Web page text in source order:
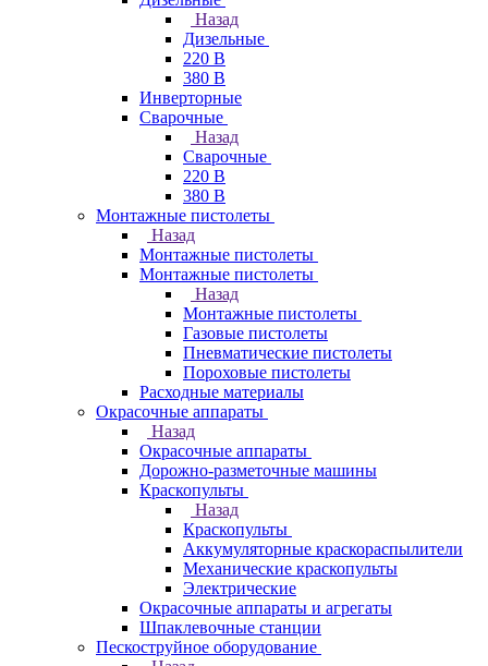
Назад
Дизельные
220 В
380 В
Инверторные
Сварочные
Назад
Сварочные
220 В
380 В
Монтажные пистолеты
Назад
Монтажные пистолеты
Монтажные пистолеты
Назад
Монтажные пистолеты
Газовые пистолеты
Пневматические пистолеты
Пороховые пистолеты
Расходные материалы
Окрасочные аппараты
Назад
Окрасочные аппараты
Дорожно-разметочные машины
Краскопульты
Назад
Краскопульты
Аккумуляторные краскораспылители
Механические краскопульты
Электрические
Окрасочные аппараты и агрегаты
Шпаклевочные станции
Пескоструйное оборудование